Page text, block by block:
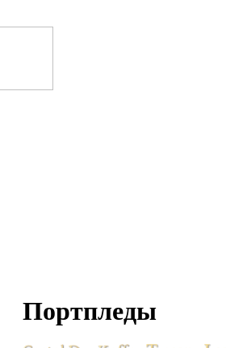
Портпледы